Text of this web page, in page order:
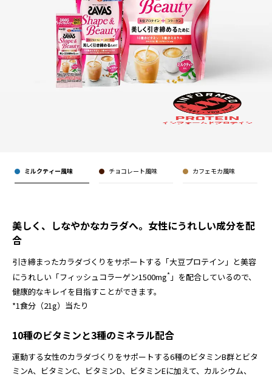
ミルクティー風味 チョコレート風味 カフェモカ風味
美しく、しなやかなカラダへ。女性にうれしい成分を配
合
引き締まったカラダづくりをサポートする「大豆プロテイン」と美容
にうれしい「フィッシュコラーゲン1500mg* 」を配合しているので、
健康的なキレイを目指すことができます。
*1食分（21g）当たり
10種のビタミンと3種のミネラル配合
運動する女性のカラダづくりをサポートする6種のビタミンB群とビタ
ミンA、ビタミンC、ビタミンD、ビタミンEに加えて、カルシウム、